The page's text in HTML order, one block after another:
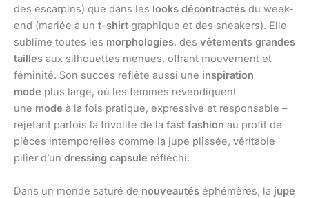
des escarpins) que dans les looks décontractés du week-
end (mariée à un t-shirt graphique et des sneakers). Elle
sublime toutes les morphologies, des vêtements grandes
tailles aux silhouettes menues, offrant mouvement et
féminité. Son succès reflète aussi une inspiration
mode plus large, où les femmes revendiquent
une mode à la fois pratique, expressive et responsable –
rejetant parfois la frivolité de la fast fashion au profit de
pièces intemporelles comme la jupe plissée, véritable
pilier d’un dressing capsule réfléchi.
Dans un monde saturé de nouveautés éphémères, la jupe